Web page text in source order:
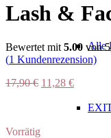
Alle
Lash &
Bewertet mit 5.00 von
(1 Kundenrezension)
17,90€ Ursprünglicher
11,28 €Aktueller
ist:
Vorrätig